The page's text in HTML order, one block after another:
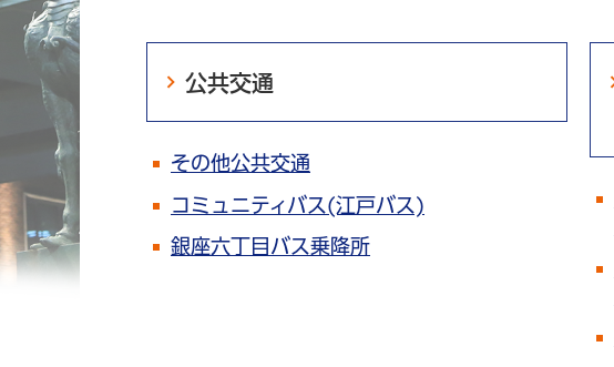
公共交通
その他公共交通
コミュニティバス(江戸バス)
銀座六丁目バス乗降所